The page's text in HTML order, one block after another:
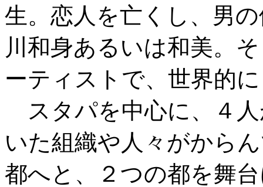
生。恋人を亡くし、男
川和身あるいは和美。
ーティストで、世界的
スタパを中心に、４
いた組織や人々がから
都へと、２つの都を舞